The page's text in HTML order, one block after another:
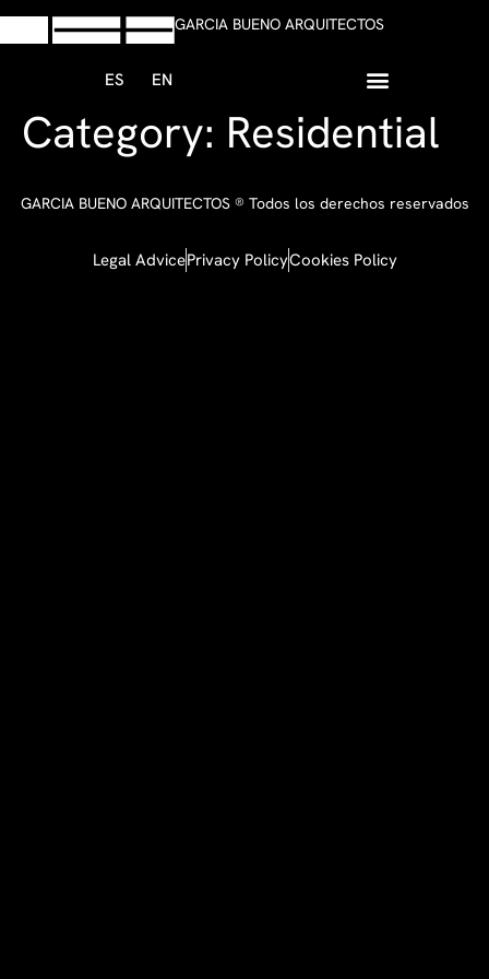
GARCIA BUENO ARQUITECTOS
ES EN
Category: Residential
GARCIA BUENO ARQUITECTOS ® Todos los derechos reservados
Legal AdvicePrivacy PolicyCookies Policy